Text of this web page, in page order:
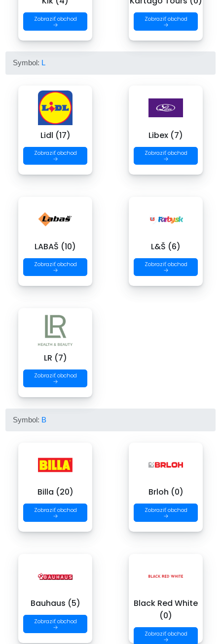
Zobraziť obchod
→
Zobraziť obchod
→
Symbol: L
Lidl (17)
Zobraziť obchod
→
Libex (7)
Zobraziť obchod
→
LABAŠ (10)
Zobraziť obchod
→
L&Š (6)
Zobraziť obchod
→
LR (7)
Zobraziť obchod
→
Symbol: B
Billa (20)
Zobraziť obchod
→
Brloh (0)
Zobraziť obchod
→
Bauhaus (5)
Zobraziť obchod
→
Black Red White
(0)
Zobraziť obchod
→